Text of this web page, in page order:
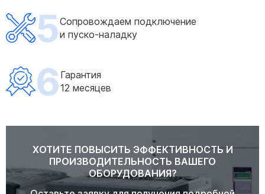
5Сопровождаем подключение
и пуско-наладку
6 Гарантия
12 месяцев
ХОТИТЕ ПОВЫСИТЬ ЭФФЕКТИВНОСТЬ И
ПРОИЗВОДИТЕЛЬНОСТЬ ВАШЕГО
ОБОРУДОВАНИЯ?